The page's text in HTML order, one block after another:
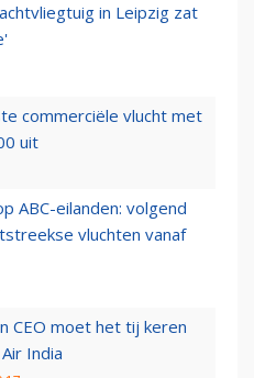
in Leipzig zat
commerciële vlucht met
uit
ABC-eilanden: volgend
vluchten vanaf
CEO moet het tij keren
India